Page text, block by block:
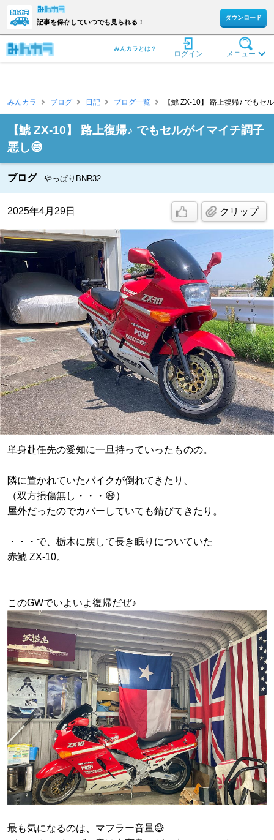
記事を保存していつでも見られる！
ダウンロード
メニュー
ログイン
みんカラとは？
みんカラ ブログ 日記 ブログ一覧 【鯱 ZX-10】 路上復帰♪ でもセ
【鯱 ZX-10】 路上復帰♪ でもセルがイマイチ調子
悪し😅
ブログ やっぱりBNR32
2025年4月29日 クリップ
単身赴任先の愛知に一旦持っていったものの。
隣に置かれていたバイクが倒れてきたり、
（双方損傷無し・・・😅）
屋外だったのでカバーしていても錆びてきたり。
・・・で、栃木に戻して長き眠りについていた
赤鯱 ZX-10。
このGWでいよいよ復帰だぜ♪
最も気になるのは、マフラー音量😅